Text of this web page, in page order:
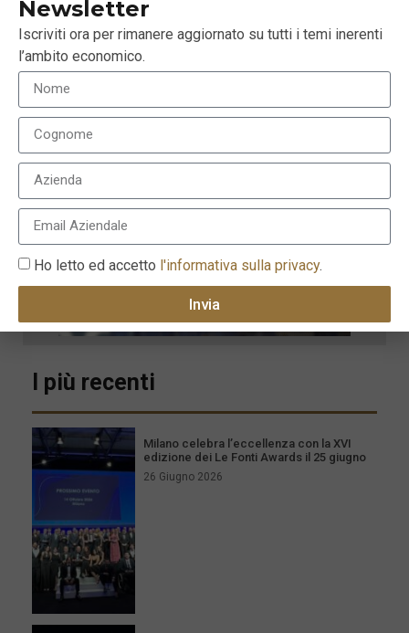
I più recenti
Milano celebra l’eccellenza con la XVI
edizione dei Le Fonti Awards il 25 giugno
26 Giugno 2026
Newsletter
Iscriviti ora per rimanere aggiornato su tutti i temi inerenti
l’ambito economico.
Ho letto ed accetto l'informativa sulla privacy.
Invia